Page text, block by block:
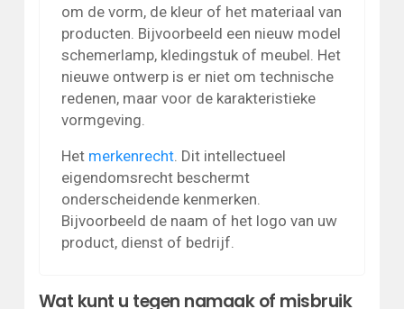
om de vorm, de kleur of het materiaal van
producten. Bijvoorbeeld een nieuw model
schemerlamp, kledingstuk of meubel. Het
nieuwe ontwerp is er niet om technische
redenen, maar voor de karakteristieke
vormgeving.
Het merkenrecht. Dit intellectueel
eigendomsrecht beschermt
onderscheidende kenmerken.
Bijvoorbeeld de naam of het logo van uw
product, dienst of bedrijf.
Wat kunt u tegen namaak of misbruik